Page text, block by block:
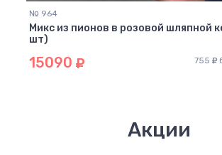
№ 964
Микс из пионов в розовой шляпной
шт)
15090 755
Акции